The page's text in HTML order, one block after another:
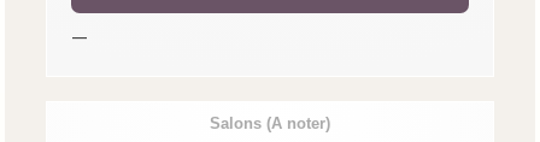
—
Salons (A noter)